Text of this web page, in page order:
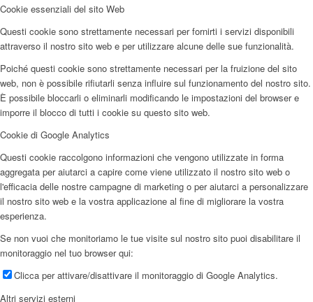
Cookie essenziali del sito Web
Questi cookie sono strettamente necessari per fornirti i servizi disponibili
attraverso il nostro sito web e per utilizzare alcune delle sue funzionalità.
Poiché questi cookie sono strettamente necessari per la fruizione del sito
web, non è possibile rifiutarli senza influire sul funzionamento del nostro sito.
È possibile bloccarli o eliminarli modificando le impostazioni del browser e
imporre il blocco di tutti i cookie su questo sito web.
Cookie di Google Analytics
Questi cookie raccolgono informazioni che vengono utilizzate in forma
aggregata per aiutarci a capire come viene utilizzato il nostro sito web o
l'efficacia delle nostre campagne di marketing o per aiutarci a personalizzare
il nostro sito web e la vostra applicazione al fine di migliorare la vostra
esperienza.
Se non vuoi che monitoriamo le tue visite sul nostro sito puoi disabilitare il
monitoraggio nel tuo browser qui:
Clicca per attivare/disattivare il monitoraggio di Google Analytics.
Altri servizi esterni